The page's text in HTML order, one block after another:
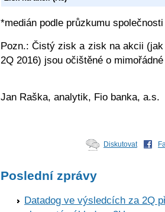
*medián podle průzkumu
Pozn.: Čistý zisk a zisk na akcii
2Q 2016) jsou očištěné o
Jan Raška, analytik, Fio banka, a.s.
Diskutovat
Poslední zprávy
Datadog ve výsledcích za 2Q